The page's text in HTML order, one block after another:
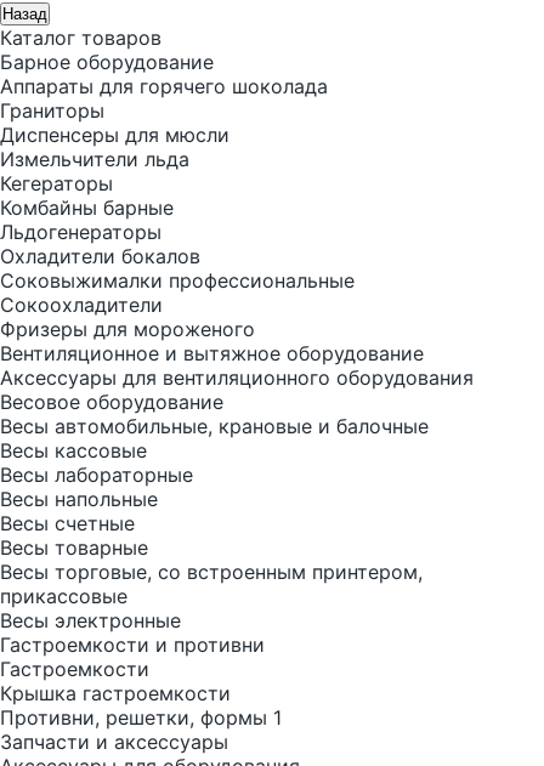
Назад
Каталог товаров
Барное оборудование
Аппараты для горячего шоколада
Граниторы
Диспенсеры для мюсли
Измельчители льда
Кегераторы
Комбайны барные
Льдогенераторы
Охладители бокалов
Соковыжималки профессиональные
Сокоохладители
Фризеры для мороженого
Вентиляционное и вытяжное оборудование
Аксессуары для вентиляционного оборудования
Весовое оборудование
Весы автомобильные, крановые и балочные
Весы кассовые
Весы лабораторные
Весы напольные
Весы счетные
Весы товарные
Весы торговые, со встроенным принтером,
прикассовые
Весы электронные
Гастроемкости и противни
Гастроемкости
Крышка гастроемкости
Противни, решетки, формы 1
Запчасти и аксессуары